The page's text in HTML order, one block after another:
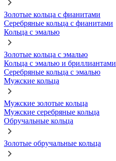
Золотые кольца с фианитами
Серебряные кольца с фианитами
Кольца с эмалью
Золотые кольца с эмалью
Кольца с эмалью и бриллиантами
Серебряные кольца с эмалью
Мужские кольца
Мужские золотые кольца
Мужские серебряные кольца
Обручальные кольца
Золотые обручальные кольца